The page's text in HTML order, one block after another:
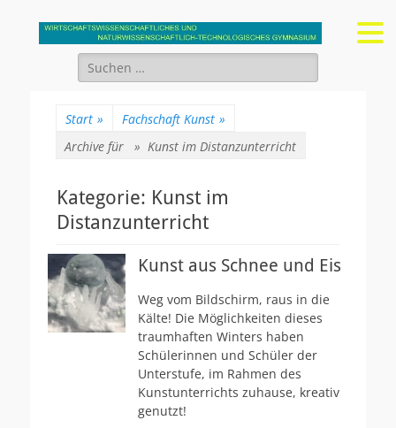
Gymnasium Stein
wirtschaftswissenschaftliches und naturwissenschaftlich-
technologisches Gymnasium
Suchen
nach:
Start » Fachschaft Kunst »
Archive für » Kunst im Distanzunterricht
Kategorie: Kunst im
Distanzunterricht
Kunst aus Schnee und Eis
Weg vom Bildschirm, raus in die
Kälte! Die Möglichkeiten dieses
traumhaften Winters haben
Schülerinnen und Schüler der
Unterstufe, im Rahmen des
Kunstunterrichts zuhause, kreativ
genutzt!